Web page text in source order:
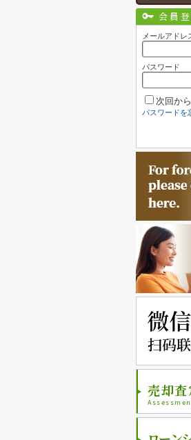
会員
メールアドレ
パスワード
次回か
パスワードを
売却査